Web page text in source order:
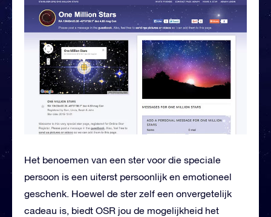
Het benoemen van een ster voor die speciale
persoon is een uiterst persoonlijk en emotioneel
geschenk. Hoewel de ster zelf een onvergetelijk
cadeau is, biedt OSR jou de mogelijkheid het